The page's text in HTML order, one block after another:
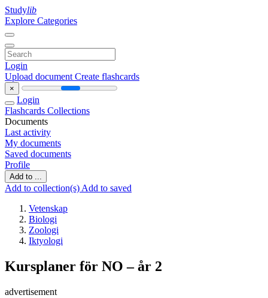
Studylib
Explore Categories
Login
Upload document Create flashcards
×
Login
Flashcards Collections
Documents
Last activity
My documents
Saved documents
Profile
Add to ...
Add to collection(s) Add to saved
Vetenskap
Biologi
Zoologi
Iktyologi
Kursplaner för NO – år 2
advertisement